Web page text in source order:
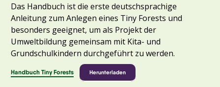
Das Handbuch ist die erste deutschsprachige
Anleitung zum Anlegen eines Tiny Forests und
besonders geeignet, um als Projekt der
Umweltbildung gemeinsam mit Kita- und
Grundschulkindern durchgeführt zu werden.
Handbuch Tiny Forests Herunterladen